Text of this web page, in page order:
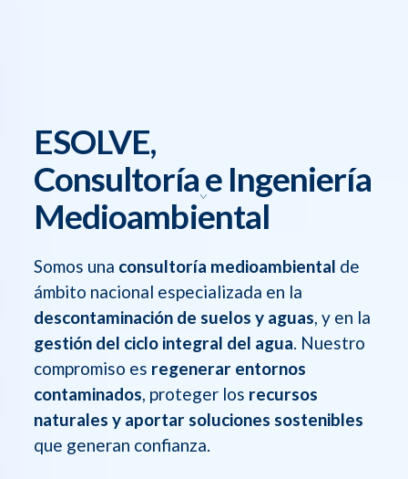
Somos una consultoría medioambiental de
ámbito nacional especializada en la
descontaminación de suelos y aguas, y en la
gestión del ciclo integral del agua. Nuestro
compromiso es regenerar entornos
contaminados, proteger los recursos
naturales y aportar soluciones sostenibles
que generan confianza.
ESOLVE,
Consultoría e Ingeniería
Medioambiental